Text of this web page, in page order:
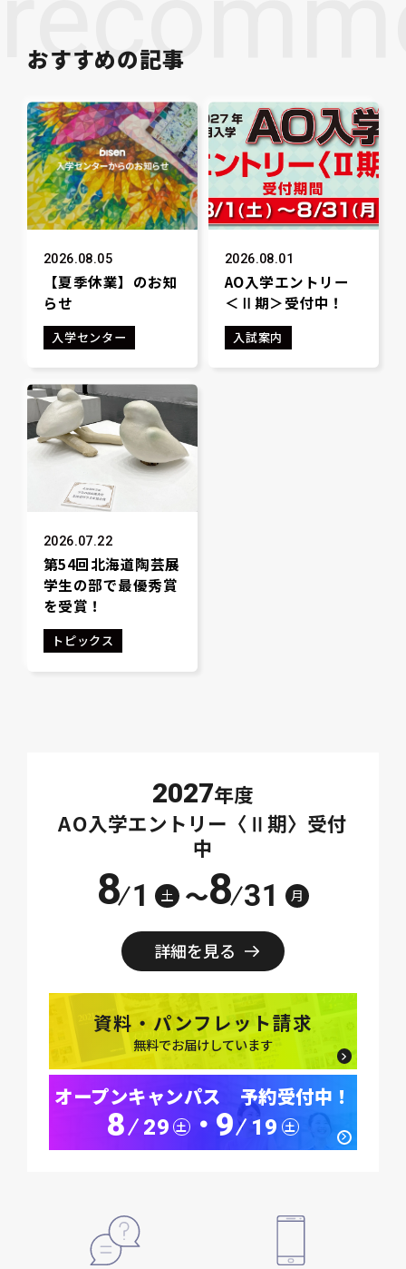
おすすめの記事
2026.08.05
【夏季休業】のお知
らせ
入学センター
2026.08.01
AO入学エントリー
＜Ⅱ期＞受付中！
入試案内
2026.07.22
第54回北海道陶芸展
学生の部で最優秀賞
を受賞！
トピックス
2027年度
AO入学エントリー〈Ⅱ期〉受付
中
8 1 土 ～8 31 月
詳細を見る
資料・パンフレット請求
無料でお届けしています
オープンキャンパス 予約受付中！
8 29 土 ･ 9 19 土